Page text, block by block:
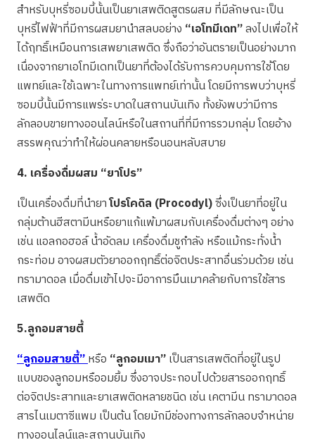
สำหรับบุหรี่ซอมบี้นั้นเป็นยาเสพติดสูตรผสม ที่มีลักษณะเป็น
บุหรี่ไฟฟ้าที่มีการผสมยานำสลบอย่าง “เอโทมีเดท”ลงไปเพื่อให้
ได้ฤทธิ์เหมือนการเสพยาเสพติด ซึ่งถือว่าอันตรายเป็นอย่างมาก
เนื่องจากยาเอโทมีเดทเป็นยาที่ต้องได้รับการควบคุมการใช้โดย
แพทย์และใช้เฉพาะในทางการแพทย์เท่านั้น โดยมีการพบว่าบุหรี่
ซอมบี้นั้นมีการแพร่ระบาดในสถานบันเทิง ทั้งยังพบว่ามีการ
ลักลอบขายทางออนไลน์หรือในสถานที่ที่มีการรวมกลุ่ม โดยอ้าง
สรรพคุณว่าทำให้ผ่อนคลายหรือนอนหลับสบาย
4. เครื่องดื่มผสม “ยาโปร”
เป็นเครื่องดื่มที่นำยาโปรโคดิล (Procodyl)ซึ่งเป็นยาที่อยู่ใน
กลุ่มต้านฮีสตามีนหรือยาแก้แพ้มาผสมกับเครื่องดื่มต่างๆ อย่าง
เช่น แอลกอฮอล์ น้ำอัดลม เครื่องดื่มชูกำลัง หรือแม้กระทั่งน้ำ
กระท่อม อาจผสมตัวยาออกฤทธิ์ต่อจิตประสาทอื่นร่วมด้วย เช่น
ทรามาดอล เมื่อดื่มเข้าไปจะมีอาการมึนเมาคล้ายกับการใช้สาร
เสพติด
5.ลูกอมสายตี้
“ลูกอมสายตี้”หรือ “ลูกอมเมา”เป็นสารเสพติดที่อยู่ในรูป
แบบของลูกอมหรืออมยิ้ม ซึ่งอาจประกอบไปด้วยสารออกฤทธิ์
ต่อจิตประสาทและยาเสพติดหลายชนิด เช่น เคตามีน ทรามาดอล
สารไนเมตาซีแพม เป็นต้น โดยมักมีช่องทางการลักลอบจำหน่าย
ทางออนไลน์และสถานบันเทิง